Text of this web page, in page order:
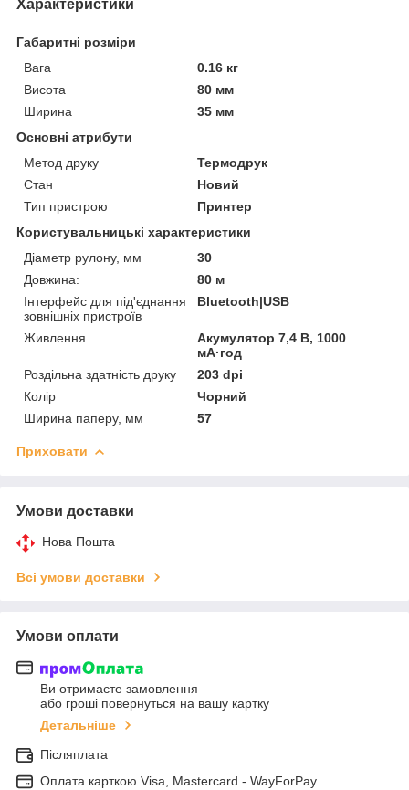
Характеристики
Габаритні розміри
Вага
0.16 кг
Висота
80 мм
Ширина
35 мм
Основні атрибути
Метод друку
Термодрук
Стан
Новий
Тип пристрою
Принтер
Користувальницькі характеристики
Діаметр рулону, мм
30
Довжина:
80 м
Інтерфейс для під'єднання
зовнішніх пристроїв
Bluetooth|USB
Живлення
Акумулятор 7,4 В, 1000
мА·год
Роздільна здатність друку
203 dpi
Колір
Чорний
Ширина паперу, мм
57
Приховати
Умови доставки
Нова Пошта
Всі умови доставки
Умови оплати
Ви отримаєте замовлення
або гроші повернуться на вашу картку
Детальніше
Післяплата
Оплата карткою Visa, Mastercard - WayForPay